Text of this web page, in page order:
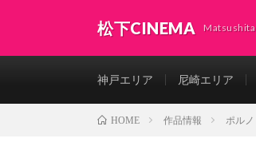
松下CINEMA
神戸エリア 尼崎エリア
HOME 作品情報 ポル